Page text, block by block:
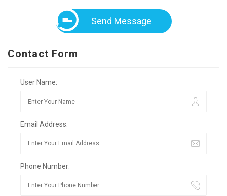
Send Message
Contact Form
User Name:
Email Address:
Phone Number: